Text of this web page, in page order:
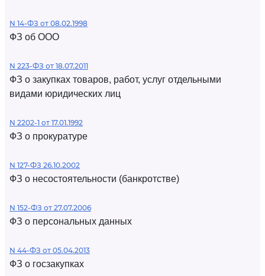
N 14-ФЗ от 08.02.1998
ФЗ об ООО
N 223-ФЗ от 18.07.2011
ФЗ о закупках товаров, работ, услуг отдельными
видами юридических лиц
N 2202-1 от 17.01.1992
ФЗ о прокуратуре
N 127-ФЗ 26.10.2002
ФЗ о несостоятельности (банкротстве)
N 152-ФЗ от 27.07.2006
ФЗ о персональных данных
N 44-ФЗ от 05.04.2013
ФЗ о госзакупках